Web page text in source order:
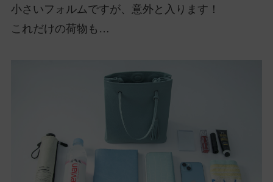
小さいフォルムですが、意外と入ります！
これだけの荷物も…